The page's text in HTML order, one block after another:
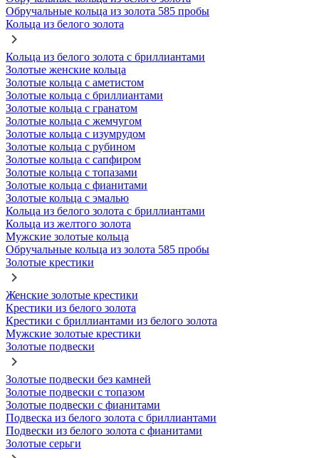
Обручальные кольца из золота 585 пробы
Кольца из белого золота
Кольца из белого золота с бриллиантами
Золотые женские кольца
Золотые кольца с аметистом
Золотые кольца с бриллиантами
Золотые кольца с гранатом
Золотые кольца с жемчугом
Золотые кольца с изумрудом
Золотые кольца с рубином
Золотые кольца с сапфиром
Золотые кольца с топазами
Золотые кольца с фианитами
Золотые кольца с эмалью
Кольца из белого золота с бриллиантами
Кольца из желтого золота
Мужские золотые кольца
Обручальные кольца из золота 585 пробы
Золотые крестики
Женские золотые крестики
Крестики из белого золота
Крестики с бриллиантами из белого золота
Мужские золотые крестики
Золотые подвески
Золотые подвески без камней
Золотые подвески с топазом
Золотые подвески с фианитами
Подвеска из белого золота с бриллиантами
Подвески из белого золота с фианитами
Золотые серьги